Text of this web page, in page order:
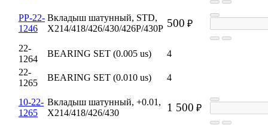
PP-22-
1246
Вкладыш шатунный, STD,
X214/418/426/430/426P/430P 500 ₽
22-
1264
BEARING SET (0.005 us)
4
22-
1265
BEARING SET (0.010 us) 4
10-22-
1265
Вкладыш шатунный, +0.01,
X214/418/426/430
1 500 ₽